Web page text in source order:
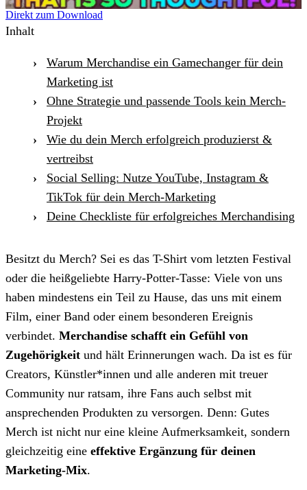
Direkt zum Download
Inhalt
Warum Merchandise ein Gamechanger für dein
Marketing ist
Ohne Strategie und passende Tools kein Merch-
Projekt
Wie du dein Merch erfolgreich produzierst &
vertreibst
Social Selling: Nutze YouTube, Instagram &
TikTok für dein Merch-Marketing
Deine Checkliste für erfolgreiches Merchandising
Besitzt du Merch? Sei es das T-Shirt vom letzten Festival
oder die heißgeliebte Harry-Potter-Tasse: Viele von uns
haben mindestens ein Teil zu Hause, das uns mit einem
Film, einer Band oder einem besonderen Ereignis
verbindet. Merchandise schafft ein Gefühl von
Zugehörigkeit und hält Erinnerungen wach. Da ist es für
Creators, Künstler*innen und alle anderen mit treuer
Community nur ratsam, ihre Fans auch selbst mit
ansprechenden Produkten zu versorgen. Denn: Gutes
Merch ist nicht nur eine kleine Aufmerksamkeit, sondern
gleichzeitig eine effektive Ergänzung für deinen
Marketing-Mix.